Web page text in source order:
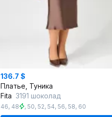
136.7 $
Платье, Туника
Fita 3191 шоколад
46, 48 , 50, 52, 54, 56, 58, 60